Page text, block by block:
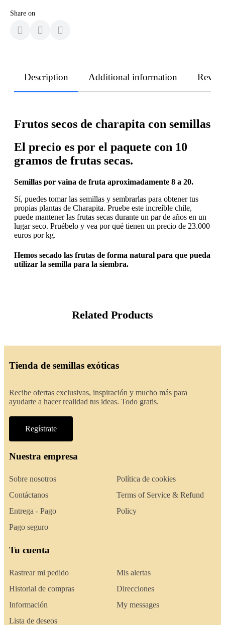
Share on
Description Additional information
Frutos secos de charapita con semillas
El precio es por el paquete con 10
gramos de frutas secas.
Semillas por vaina de fruta aproximadamente 8 a 20.
Sí, puedes tomar las semillas y sembrarlas para obtener tus
propias plantas de Charapita. Pruebe este increíble chile,
puede mantener las frutas secas durante un par de años en un
lugar seco. Pruébelo y vea por qué tienen un precio de 23.000
euros por kg.
Hemos secado las frutas de forma natural para que pueda
utilizar la semilla para la siembra.
Related Products
Tienda de semillas exóticas
Recibe ofertas exclusivas, inspiración y mucho más para
ayudarte a hacer realidad tus ideas. Todo gratis.
Regístrate
Nuestra empresa
Sobre nosotros
Contáctanos
Entrega - Pago
Pago seguro
Política de cookies
Terms of Service & Refund
Policy
Tu cuenta
Rastrear mi pedido
Historial de compras
Información
Lista de deseos
Mis alertas
Direcciones
My messages